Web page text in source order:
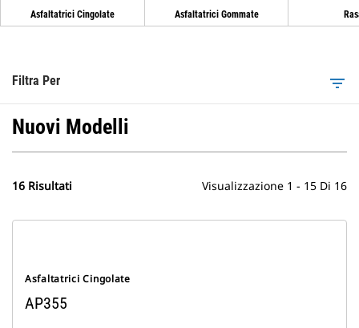
Asfaltatrici Cingolate Asfaltatrici Gommate
Filtra Per filter_list
Nuovi Modelli
16 Risultati Visualizzazione 1 - 15 Di 16
Asfaltatrici Cingolate
AP355